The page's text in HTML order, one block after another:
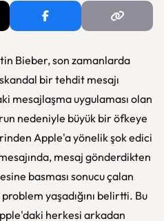
Bieber, son zamanlarda
bir tehdit mesajı
mesajlaşma uygulaması olan
nedeniyle büyük bir öfkeye
Apple'a yönelik şok edici
mesaj gönderdikten
basması sonucu çalan
yaşadığını belirtti. Bu
herkesi arkadan